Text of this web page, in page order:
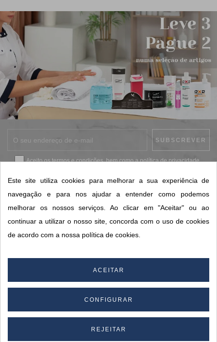
Aceito ostermos e condições, bem como apolítica de privacidade.
CONTACTOS SORISA
Este site utiliza cookies para melhorar a sua experiência de
navegação e para nos ajudar a entender como podemos
melhorar os nossos serviços. Ao clicar em "Aceitar" ou ao
continuar a utilizar o nosso site, concorda com o uso de cookies
de acordo com a nossa política de cookies.
ACEITAR
CONFIGURAR
REJEITAR